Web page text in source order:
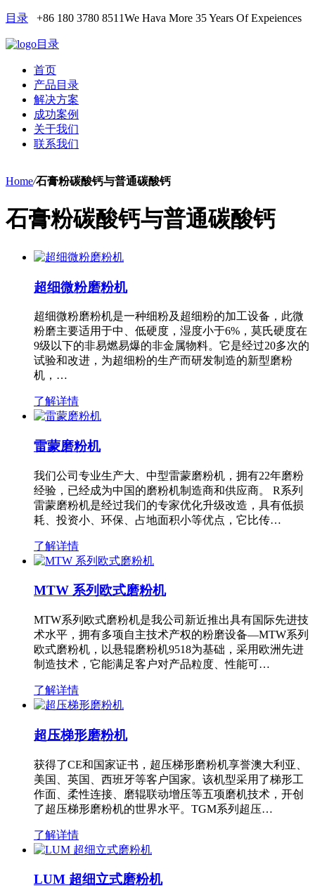
目录 +86 180 3780 8511We Hava More 35 Years Of Expeiences
目录
首页
产品目录
解决方案
成功案例
关于我们
联系我们
Home/石膏粉碳酸钙与普通碳酸钙
石膏粉碳酸钙与普通碳酸钙
超细微粉磨粉机
超细微粉磨粉机是一种细粉及超细粉的加工设备，此微
粉磨主要适用于中、低硬度，湿度小于6%，莫氏硬度在
9级以下的非易燃易爆的非金属物料。它是经过20多次的
试验和改进，为超细粉的生产而研发制造的新型磨粉
机，…
了解详情
雷蒙磨粉机
我们公司专业生产大、中型雷蒙磨粉机，拥有22年磨粉
经验，已经成为中国的磨粉机制造商和供应商。 R系列
雷蒙磨粉机是经过我们的专家优化升级改造，具有低损
耗、投资小、环保、占地面积小等优点，它比传…
了解详情
MTW 系列欧式磨粉机
MTW系列欧式磨粉机是我公司新近推出具有国际先进技
术水平，拥有多项自主技术产权的粉磨设备—MTW系列
欧式磨粉机，以悬辊磨粉机9518为基础，采用欧洲先进
制造技术，它能满足客户对产品粒度、性能可…
了解详情
超压梯形磨粉机
获得了CE和国家证书，超压梯形磨粉机享誉澳大利亚、
美国、英国、西班牙等客户国家。该机型采用了梯形工
作面、柔性连接、磨辊联动增压等五项磨机技术，开创
了超压梯形磨粉机的世界水平。TGM系列超压…
了解详情
LUM 超细立式磨粉机